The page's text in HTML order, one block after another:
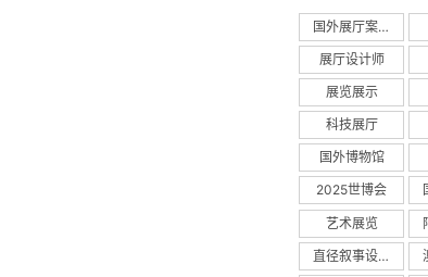
国外展厅案例
展厅设计师
展览展示
科技展厅
国外博物馆
2025世博会
艺术展览
直径叙事设计